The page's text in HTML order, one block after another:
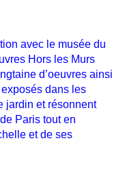
avec le musée du
Hors les Murs
d’oeuvres ainsi
dans les
jardin et résonnent
Paris tout en
et de ses